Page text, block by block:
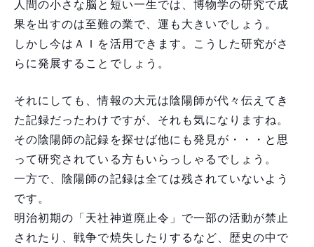
人間の小さな脳と短い一生では、博物学の研究で成
果を出すのは至難の業で、運も大きいでしょう。
しかし今はＡＩを活用できます。こうした研究がさ
らに発展することでしょう。
それにしても、情報の大元は陰陽師が代々伝えてき
た記録だったわけですが、それも気になりますね。
その陰陽師の記録を探せば他にも発見が・・・と思
って研究されている方もいらっしゃるでしょう。
一方で、陰陽師の記録は全ては残されていないよう
です。
明治初期の「天社神道廃止令」で一部の活動が禁止
されたり、戦争で焼失したりするなど、歴史の中で